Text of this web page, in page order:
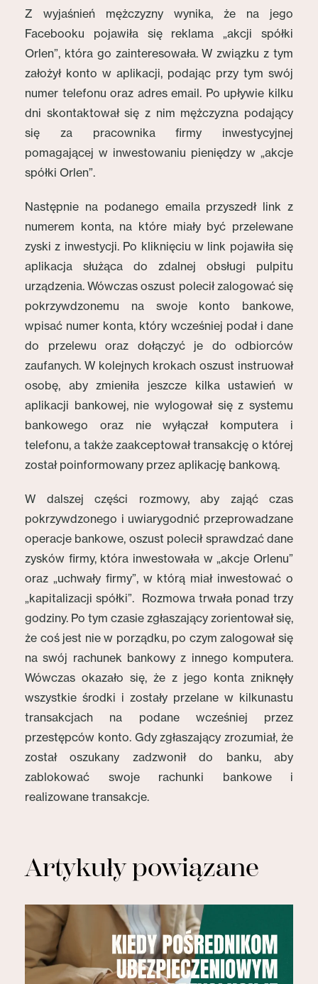
Z wyjaśnień mężczyzny wynika, że na jego
Facebooku pojawiła się reklama „akcji spółki
Orlen”, która go zainteresowała. W związku z tym
założył konto w aplikacji, podając przy tym swój
numer telefonu oraz adres email. Po upływie kilku
dni skontaktował się z nim mężczyzna podający
się za pracownika firmy inwestycyjnej
pomagającej w inwestowaniu pieniędzy w „akcje
spółki Orlen”.
Następnie na podanego emaila przyszedł link z
numerem konta, na które miały być przelewane
zyski z inwestycji. Po kliknięciu w link pojawiła się
aplikacja służąca do zdalnej obsługi pulpitu
urządzenia. Wówczas oszust polecił zalogować się
pokrzywdzonemu na swoje konto bankowe,
wpisać numer konta, który wcześniej podał i dane
do przelewu oraz dołączyć je do odbiorców
zaufanych. W kolejnych krokach oszust instruował
osobę, aby zmieniła jeszcze kilka ustawień w
aplikacji bankowej, nie wylogował się z systemu
bankowego oraz nie wyłączał komputera i
telefonu, a także zaakceptował transakcję o której
został poinformowany przez aplikację bankową.
W dalszej części rozmowy, aby zająć czas
pokrzywdzonego i uwiarygodnić przeprowadzane
operacje bankowe, oszust polecił sprawdzać dane
zysków firmy, która inwestowała w „akcje Orlenu”
oraz „uchwały firmy”, w którą miał inwestować o
„kapitalizacji spółki”. Rozmowa trwała ponad trzy
godziny. Po tym czasie zgłaszający zorientował się,
że coś jest nie w porządku, po czym zalogował się
na swój rachunek bankowy z innego komputera.
Wówczas okazało się, że z jego konta zniknęły
wszystkie środki i zostały przelane w kilkunastu
transakcjach na podane wcześniej przez
przestępców konto. Gdy zgłaszający zrozumiał, że
został oszukany zadzwonił do banku, aby
zablokować swoje rachunki bankowe i
realizowane transakcje.
Artykuły powiązane